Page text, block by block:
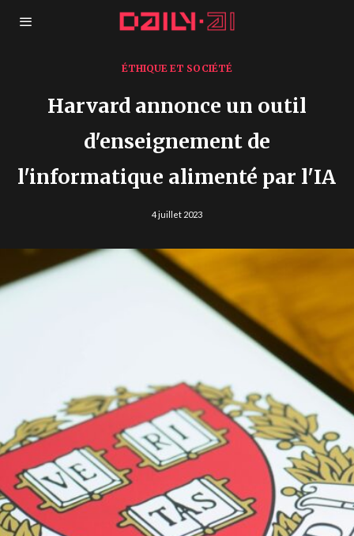
ÉTHIQUE ET SOCIÉTÉ
Harvard annonce un outil
d'enseignement de
l'informatique alimenté par l'IA
4 juillet 2023